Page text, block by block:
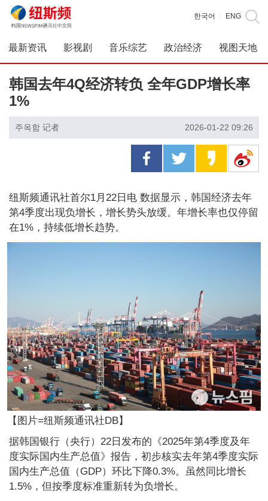
한국어 ENG
最新资讯 影视剧 音乐综艺 政治经济 视图天地
韩国去年4Q经济转负 全年GDP增长率
1%
주옥함 记者 2026-01-22 09:26
纽斯频通讯社首尔1月22日电 数据显示，韩国经济去年
第4季度出现负增长，增长势头放缓。年增长率也仅停留
在1%，持续低增长趋势。
【图片=纽斯频通讯社DB】
据韩国银行（央行）22日发布的《2025年第4季度及年
度实际国内生产总值》报告，初步核实去年第4季度实际
国内生产总值（GDP）环比下降0.3%。虽然同比增长
1.5%，但按季度标准重新转为负增长。